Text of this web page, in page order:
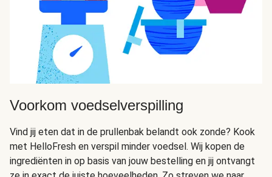
Voorkom voedselverspilling
Vind jij eten dat in de prullenbak belandt ook zonde? Kook
met HelloFresh en verspil minder voedsel. Wij kopen de
ingrediënten in op basis van jouw bestelling en jij ontvangt